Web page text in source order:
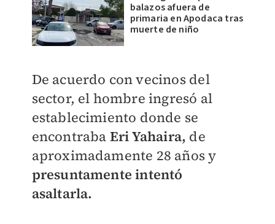
balazos afuera de
primaria en Apodaca tras
muerte de niño
De acuerdo con vecinos del
sector, el hombre ingresó al
establecimiento donde se
encontraba Eri Yahaira, de
aproximadamente 28 años y
presuntamente intentó
asaltarla.